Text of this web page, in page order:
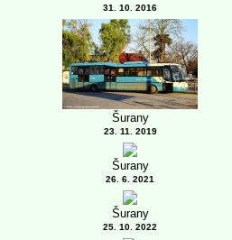
31. 10. 2016
Šurany
23. 11. 2019
Šurany
26. 6. 2021
Šurany
25. 10. 2022